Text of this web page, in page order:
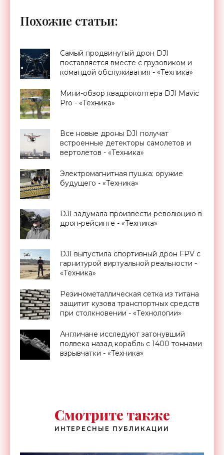
Похожие статьи:
Самый продвинутый дрон DJI
поставляется вместе с грузовиком и
командой обслуживания - «Техника»
Мини-обзор квадрокоптера DJI Mavic
Pro - «Техника»
Все новые дроны DJI получат
встроенные детекторы самолетов и
вертолетов - «Техника»
Электромагнитная пушка: оружие
будущего - «Техника»
DJI задумала произвести революцию в
дрон-рейсинге - «Техника»
DJI выпустила спортивный дрон FPV с
гарнитурой виртуальной реальности -
«Техника»
Резинометаллическая сетка из титана
защитит кузова транспортных средств
при столкновении - «Технологии»
Англичане исследуют затонувший
полвека назад корабль с 1400 тоннами
взрывчатки - «Техника»
Смотрите также
ИНТЕРЕСНЫЕ ПУБЛИКАЦИИ